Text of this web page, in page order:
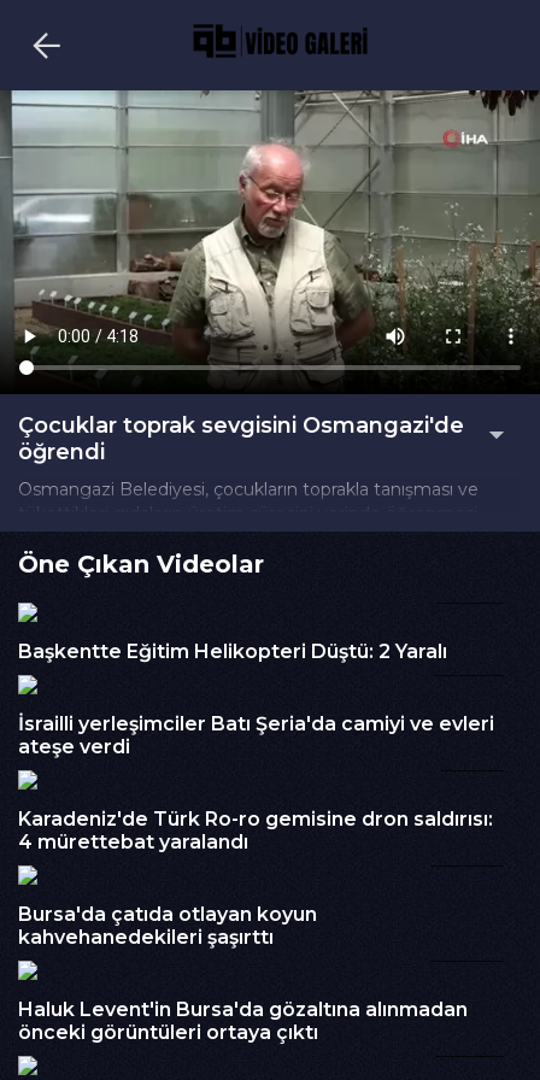
Çocuklar toprak sevgisini Osmangazi'de
öğrendi
Osmangazi Belediyesi, çocukların toprakla tanışması ve
tükettikleri gıdaların üretim sürecini yerinde öğrenmesi
amacıyla hayata geçirdiği çalışmalarını sürdürüyor. Bu
kapsamda düzenlenen etkinliklerde çocuklar üretim
alanlarına götürülerek, seralarda tohum ekme ve fide dikme
süreçlerini uygulamalı olarak deneyimliyor.
İzlenme : 261
Kategori :
Embed Kodu :
Öne Çıkan Videolar
Başkentte Eğitim Helikopteri Düştü: 2 Yaralı
İsrailli yerleşimciler Batı Şeria'da camiyi ve evleri
ateşe verdi
Karadeniz'de Türk Ro-ro gemisine dron saldırısı:
4 mürettebat yaralandı
Bursa'da çatıda otlayan koyun
kahvehanedekileri şaşırttı
Haluk Levent'in Bursa'da gözaltına alınmadan
önceki görüntüleri ortaya çıktı